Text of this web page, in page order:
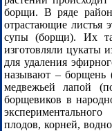
борщи. В ряде
отрастающие листья
супы (борщи). Их
изготовляли цукаты
для удаления
называют – борщень
медвежьей лапой
борщевиков в
плодов, корней,